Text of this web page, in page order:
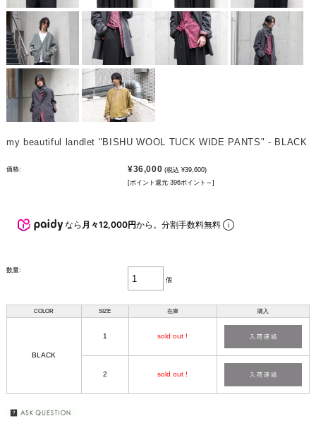
my beautiful landlet "BISHU WOOL TUCK WIDE PANTS" - BLACK
価格: ¥36,000 (税込 ¥39,600)
[ポイント還元 396ポイント～]
なら 月々12,000円から。分割手数料無料
数量:
個
COLOR SIZE 在庫 購入
BLACK
1 sold out !
2 sold out !